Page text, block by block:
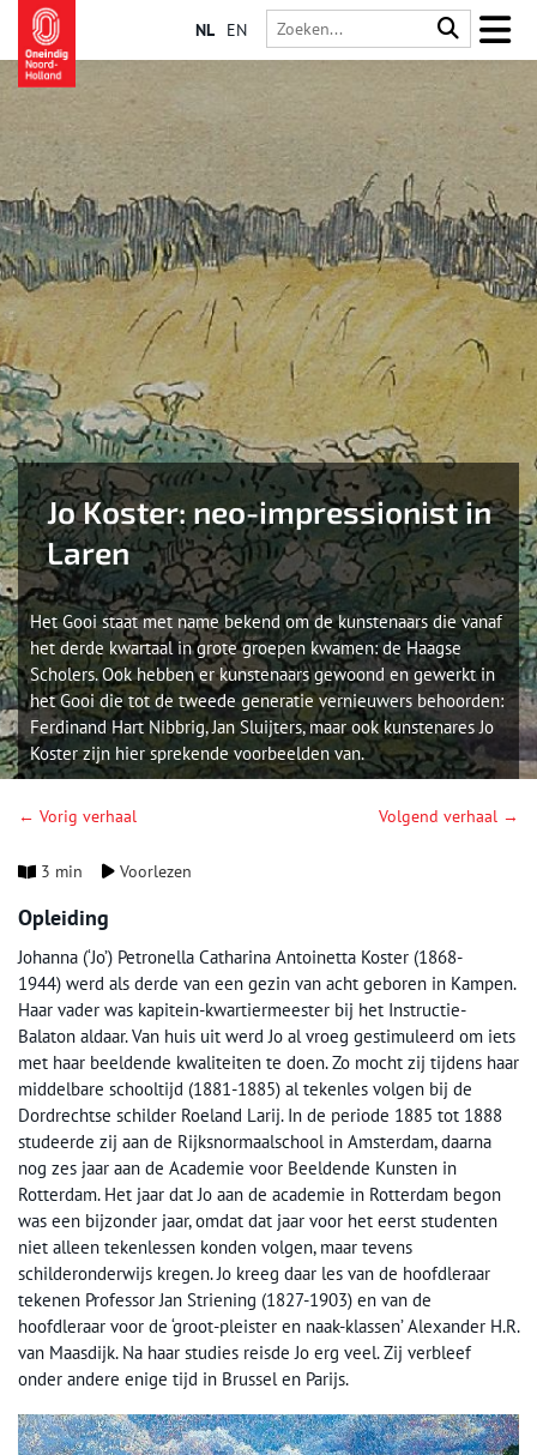
NL EN
Jo Koster: neo-impressionist in
Laren
Het Gooi staat met name bekend om de kunstenaars die vanaf
het derde kwartaal in grote groepen kwamen: de Haagse
Scholers. Ook hebben er kunstenaars gewoond en gewerkt in
het Gooi die tot de tweede generatie vernieuwers behoorden:
Ferdinand Hart Nibbrig, Jan Sluijters, maar ook kunstenares Jo
Koster zijn hier sprekende voorbeelden van.
← Vorig verhaal Volgend verhaal →
3 min Voorlezen
Opleiding
Johanna (‘Jo’) Petronella Catharina Antoinetta Koster (1868-
1944) werd als derde van een gezin van acht geboren in Kampen.
Haar vader was kapitein-kwartiermeester bij het Instructie-
Balaton aldaar. Van huis uit werd Jo al vroeg gestimuleerd om iets
met haar beeldende kwaliteiten te doen. Zo mocht zij tijdens haar
middelbare schooltijd (1881-1885) al tekenles volgen bij de
Dordrechtse schilder Roeland Larij. In de periode 1885 tot 1888
studeerde zij aan de Rijksnormaalschool in Amsterdam, daarna
nog zes jaar aan de Academie voor Beeldende Kunsten in
Rotterdam. Het jaar dat Jo aan de academie in Rotterdam begon
was een bijzonder jaar, omdat dat jaar voor het eerst studenten
niet alleen tekenlessen konden volgen, maar tevens
schilderonderwijs kregen. Jo kreeg daar les van de hoofdleraar
tekenen Professor Jan Striening (1827-1903) en van de
hoofdleraar voor de ‘groot-pleister en naak-klassen’ Alexander H.R.
van Maasdijk. Na haar studies reisde Jo erg veel. Zij verbleef
onder andere enige tijd in Brussel en Parijs.